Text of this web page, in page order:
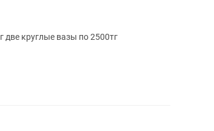
Продам хрустальные: две парные лодочки по 15000тг две круглые вазы по 2500тг